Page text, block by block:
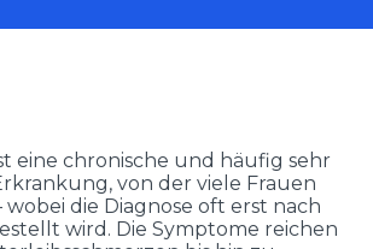
eine chronische und häufig sehr
von der viele Frauen
die Diagnose oft erst nach
wird. Die Symptome reichen